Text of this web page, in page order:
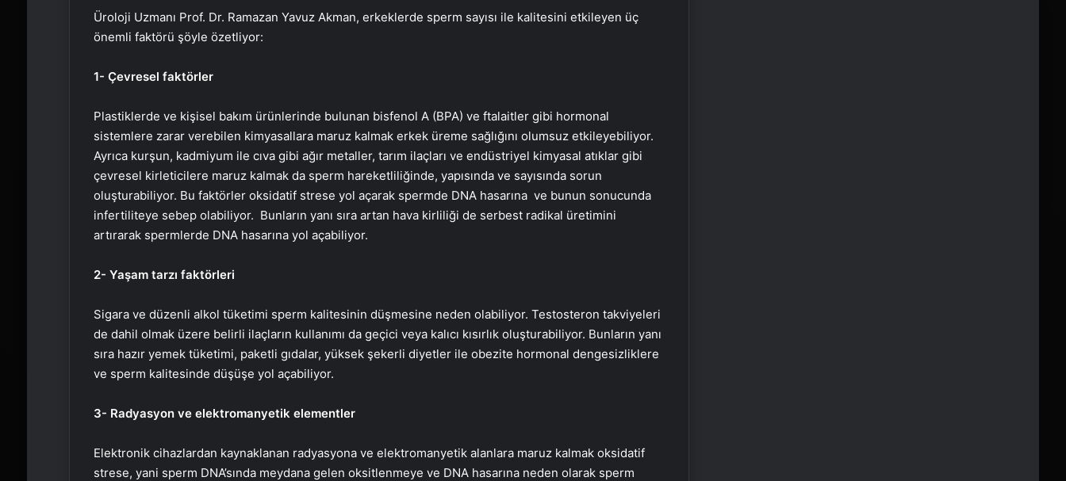
Üroloji Uzmanı Prof. Dr. Ramazan Yavuz Akman, erkeklerde sperm sayısı ile kalitesini etkileyen üç
önemli faktörü şöyle özetliyor:
1- Çevresel faktörler
Plastiklerde ve kişisel bakım ürünlerinde bulunan bisfenol A (BPA) ve ftalaitler gibi hormonal
sistemlere zarar verebilen kimyasallara maruz kalmak erkek üreme sağlığını olumsuz etkileyebiliyor.
Ayrıca kurşun, kadmiyum ile cıva gibi ağır metaller, tarım ilaçları ve endüstriyel kimyasal atıklar gibi
çevresel kirleticilere maruz kalmak da sperm hareketliliğinde, yapısında ve sayısında sorun
oluşturabiliyor. Bu faktörler oksidatif strese yol açarak spermde DNA hasarına ve bunun sonucunda
infertiliteye sebep olabiliyor. Bunların yanı sıra artan hava kirliliği de serbest radikal üretimini
artırarak spermlerde DNA hasarına yol açabiliyor.
2- Yaşam tarzı faktörleri
Sigara ve düzenli alkol tüketimi sperm kalitesinin düşmesine neden olabiliyor. Testosteron takviyeleri
de dahil olmak üzere belirli ilaçların kullanımı da geçici veya kalıcı kısırlık oluşturabiliyor. Bunların yanı
sıra hazır yemek tüketimi, paketli gıdalar, yüksek şekerli diyetler ile obezite hormonal dengesizliklere
ve sperm kalitesinde düşüşe yol açabiliyor.
3- Radyasyon ve elektromanyetik elementler
Elektronik cihazlardan kaynaklanan radyasyona ve elektromanyetik alanlara maruz kalmak oksidatif
strese, yani sperm DNA’sında meydana gelen oksitlenmeye ve DNA hasarına neden olarak sperm